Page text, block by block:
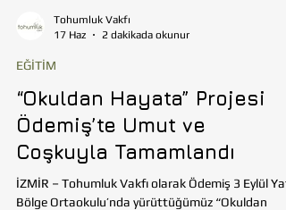
Tohumluk Vakfı
17 Haz
EĞİTİM
“Okuldan Hayata” Projesi
Ödemiş’te Umut ve
Coşkuyla Tamamlandı